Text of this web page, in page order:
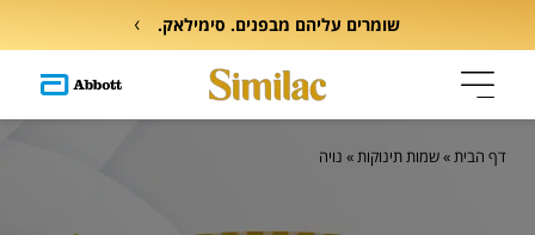
שומרים עליהם מבפנים. סימילאק.
דף הבית»שמות תינוקות» נויה